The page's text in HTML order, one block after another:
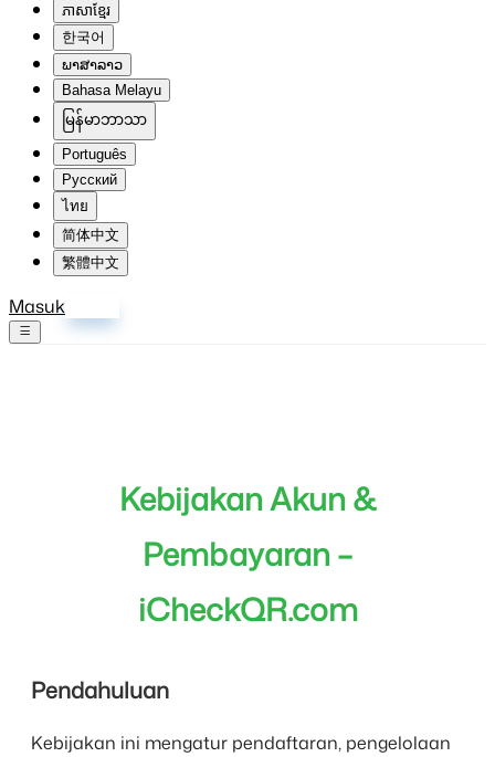
ភាសាខ្មែរ
한국어
ພາສາລາວ
Bahasa Melayu
မြန်မာဘာသာ
Português
Русский
ไทย
简体中文
繁體中文
Masuk
Kebijakan Akun &
Pembayaran –
iCheckQR.com
Pendahuluan
Kebijakan ini mengatur pendaftaran, pengelolaan